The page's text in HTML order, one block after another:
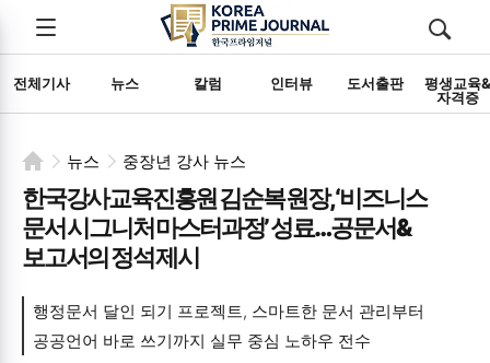
전체기사 뉴스 칼럼 인터뷰 도서출판
평생교육
자격증
전체메뉴 검색
열기/
뉴스 중장년 강사 뉴스
한국강사교육진흥원 김순복 원장, ‘비즈니스
문서 시그니처 마스터과정’ 성료… 공문서&
보고서의 정석 제시
행정문서 달인 되기 프로젝트, 스마트한 문서 관리부터
공공언어 바로 쓰기까지 실무 중심 노하우 전수